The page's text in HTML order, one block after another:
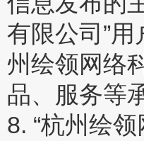
有限公司”
州绘领网络
品、服务等
8. “杭州绘